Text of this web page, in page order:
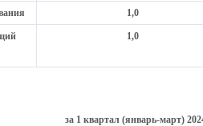
1,0
1,0
за 1 квартал (январь-март)